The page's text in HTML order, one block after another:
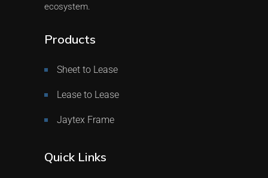
ecosystem.
Products
Sheet to Lease
Lease to Lease
Jaytex Frame
Quick Links